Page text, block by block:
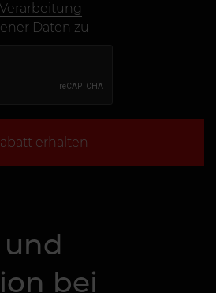
Verarbeitung
Daten zu
erhalten
bei